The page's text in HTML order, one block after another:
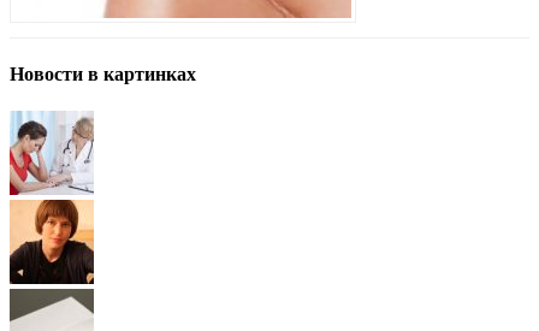
Новости в картинках